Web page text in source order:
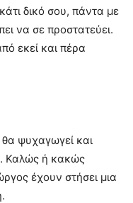
δικό σου, πάντα µε
να σε προστατεύει.
εκεί και πέρα
ψυχαγωγεί και
Καλώς ή κακώς
έχουν στήσει µια